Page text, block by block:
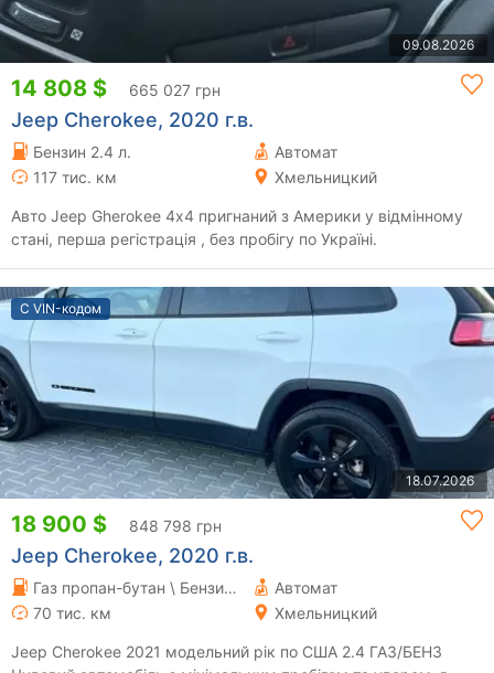
09.08.2026
14 808 $ 665 027 грн
Jeep Cherokee, 2020 г.в.
Бензин 2.4 л.
Автомат
117 тис. км
Хмельницкий
Авто Jeep Gherokee 4х4 пригнаний з Америки у відмінному
стані, перша регістрація , без пробігу по Україні.
С VIN-кодом
18.07.2026
18 900 $ 848 798 грн
Jeep Cherokee, 2020 г.в.
Газ пропан-бутан \ Бензин 2.36 л.
Автомат
70 тис. км
Хмельницкий
Jeep Cherokee 2021 модельний рік по США 2.4 ГАЗ/БЕНЗ